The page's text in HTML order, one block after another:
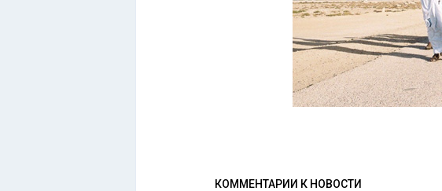
КОММЕНТАРИИ К НОВОСТИ